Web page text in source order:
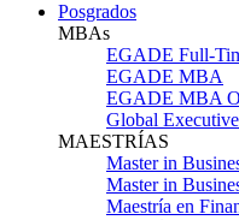
Posgrados
MBAs
EGADE Full-
EGADE MBA
EGADE MBA
Global
MAESTRÍAS
Master in
Master in
Maestría en